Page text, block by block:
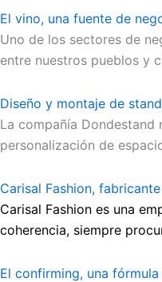
El vino, una fuente de
Uno de los sectores de
entre nuestros pueblos y
Diseño y montaje de
La compañía
personalización de
Carisal Fashion,
Carisal Fashion es una
coherencia, siempre
El confirming, una